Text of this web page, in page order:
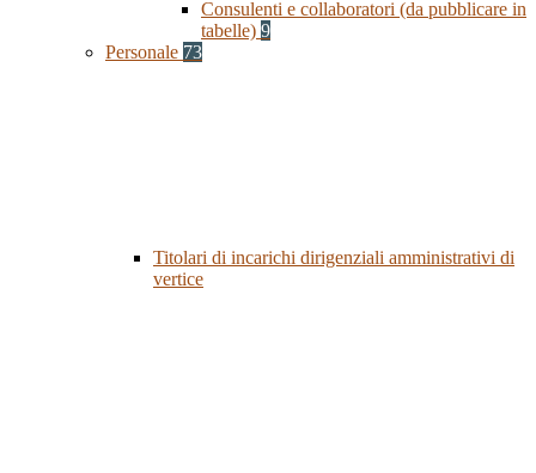
Consulenti e collaboratori (da pubblicare in
tabelle) 9
Personale 73
Titolari di incarichi dirigenziali amministrativi di
vertice